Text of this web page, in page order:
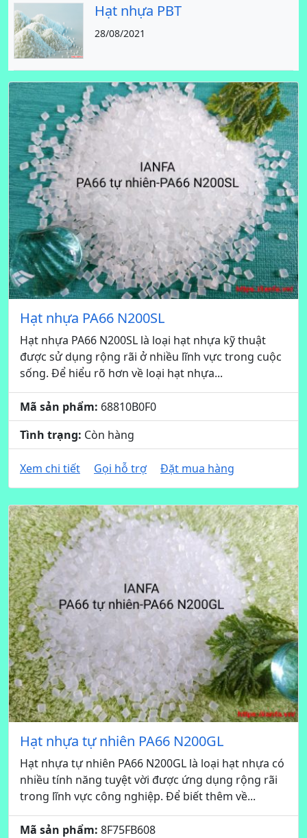
Hạt nhựa PBT
28/08/2021
Hạt nhựa PA66 N200SL
Hạt nhựa PA66 N200SL là loại hạt nhựa kỹ thuật
được sử dụng rộng rãi ở nhiều lĩnh vực trong cuộc
sống. Để hiểu rõ hơn về loại hạt nhựa...
Mã sản phẩm: 68810B0F0
Tình trạng: Còn hàng
Xem chi tiết Gọi hỗ trợ Đặt mua hàng
Hạt nhựa tự nhiên PA66 N200GL
Hạt nhựa tự nhiên PA66 N200GL là loại hạt nhựa có
nhiều tính năng tuyệt vời được ứng dụng rộng rãi
trong lĩnh vực công nghiệp. Để biết thêm về...
Mã sản phẩm: 8F75FB608